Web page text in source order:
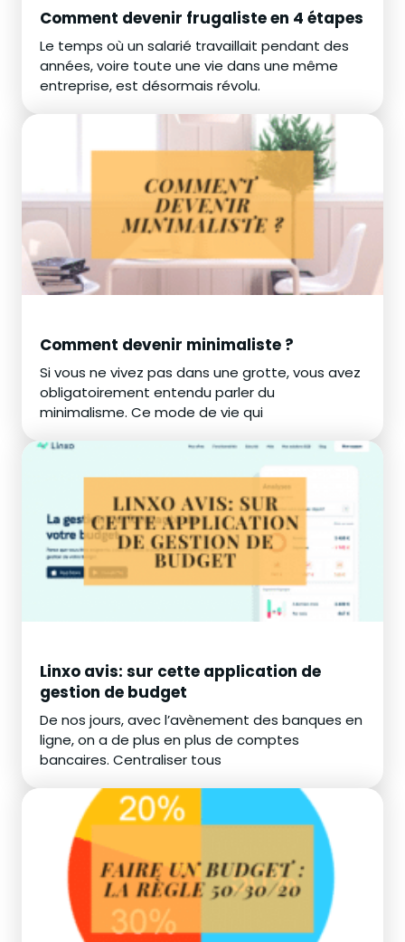
Comment devenir frugaliste en 4 étapes
Le temps où un salarié travaillait pendant des
années, voire toute une vie dans une même
entreprise, est désormais révolu.
Comment devenir minimaliste ?
Si vous ne vivez pas dans une grotte, vous avez
obligatoirement entendu parler du
minimalisme. Ce mode de vie qui
Linxo avis: sur cette application de
gestion de budget
De nos jours, avec l’avènement des banques en
ligne, on a de plus en plus de comptes
bancaires. Centraliser tous